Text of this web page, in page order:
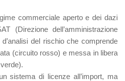
commerciale aperto e dei dazi
(Direzione dell’amministrazione
del rischio che comprende
(circuito rosso) e messa in libera
sistema di licenze all’import, ma